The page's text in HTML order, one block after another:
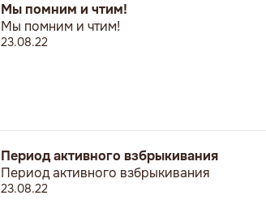
Мы помним и чтим!
Мы помним и чтим!
23.08.22
Период активного взбрыкивания
Период активного взбрыкивания
23.08.22